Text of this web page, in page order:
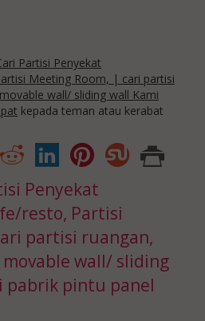
Partisi Penyekat
Meeting Room, | cari partisi
wall/ sliding wall Kami
kepada teman atau kerabat
Penyekat
resto, Partisi
partisi ruangan,
wall/ sliding
pabrik pintu panel